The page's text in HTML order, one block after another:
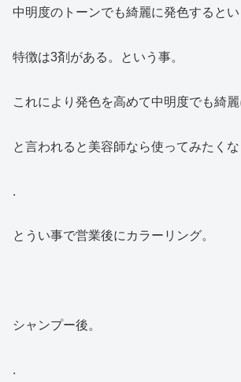
中明度のトーンでも綺麗に発色するとい
特徴は3剤がある。という事。
これにより発色を高めて中明度でも綺麗
と言われると美容師なら使ってみたく
.
とうい事で営業後にカラーリング。
シャンプー後。
.